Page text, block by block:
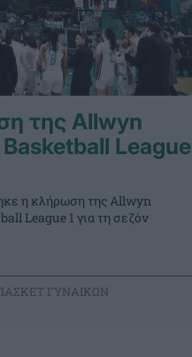
της Allwyn
Basketball League
η κλήρωση της Allwyn
League 1 για τη σεζόν
ΓΥΝΑΙΚΩΝ